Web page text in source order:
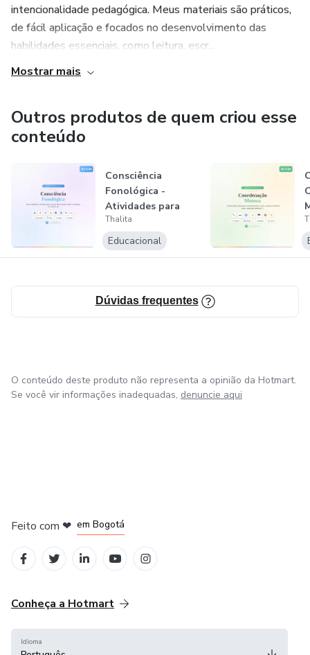
intencionalidade pedagógica. Meus materiais são práticos,
de fácil aplicação e focados no desenvolvimento das
habilidades essenciais, como leitura, escr...
Mostrar mais
Outros produtos de quem criou esse
conteúdo
Consciência
Fonológica -
Atividades para
Alfabetização (PD...
Thalita
Educacional
Dúvidas frequentes
O conteúdo deste produto não representa a opinião da Hotmart.
Se você vir informações inadequadas, denuncie aqui
Feito com ❤ em Bogotá
Conheça a Hotmart
Idioma